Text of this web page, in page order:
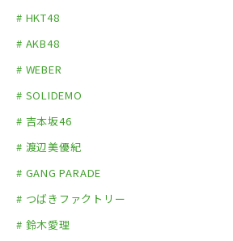
# HKT48
# AKB48
# WEBER
# SOLIDEMO
# 吉本坂46
# 渡辺美優紀
# GANG PARADE
# つばきファクトリー
# 鈴木愛理